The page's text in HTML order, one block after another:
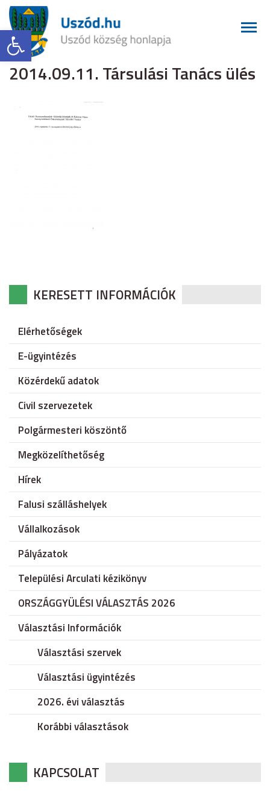
Eszköztár megnyitása
2014.09.11. Társulási Tanács ülés
KERESETT INFORMÁCIÓK
Elérhetőségek
E-ügyintézés
Közérdekű adatok
Civil szervezetek
Polgármesteri köszöntő
Megközelíthetőség
Hírek
Falusi szálláshelyek
Vállalkozások
Pályázatok
Települési Arculati kézikönyv
ORSZÁGGYÜLÉSI VÁLASZTÁS 2026
Választási Információk
Választási szervek
Választási ügyintézés
2026. évi választás
Korábbi választások
KAPCSOLAT